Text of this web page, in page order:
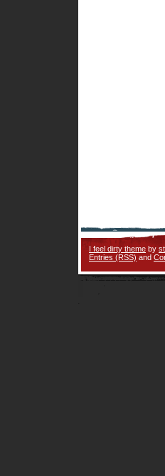
I feel dirty theme by
Entries (RSS) and